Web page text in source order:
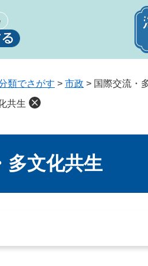
類でさがす > 市政 > 国際交流・
共生
多文化共生